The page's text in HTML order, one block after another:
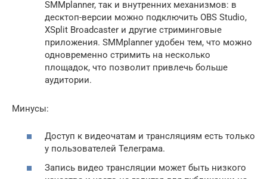
SMMplanner, так и внутренних механизмов: в
десктоп-версии можно подключить OBS Studio,
XSplit Broadcaster и другие стриминговые
приложения. SMMplanner удобен тем, что можно
одновременно стримить на несколько
площадок, что позволит привлечь больше
аудитории.
Минусы:
Доступ к видеочатам и трансляциям есть только
у пользователей Телеграма.
Запись видео трансляции может быть низкого